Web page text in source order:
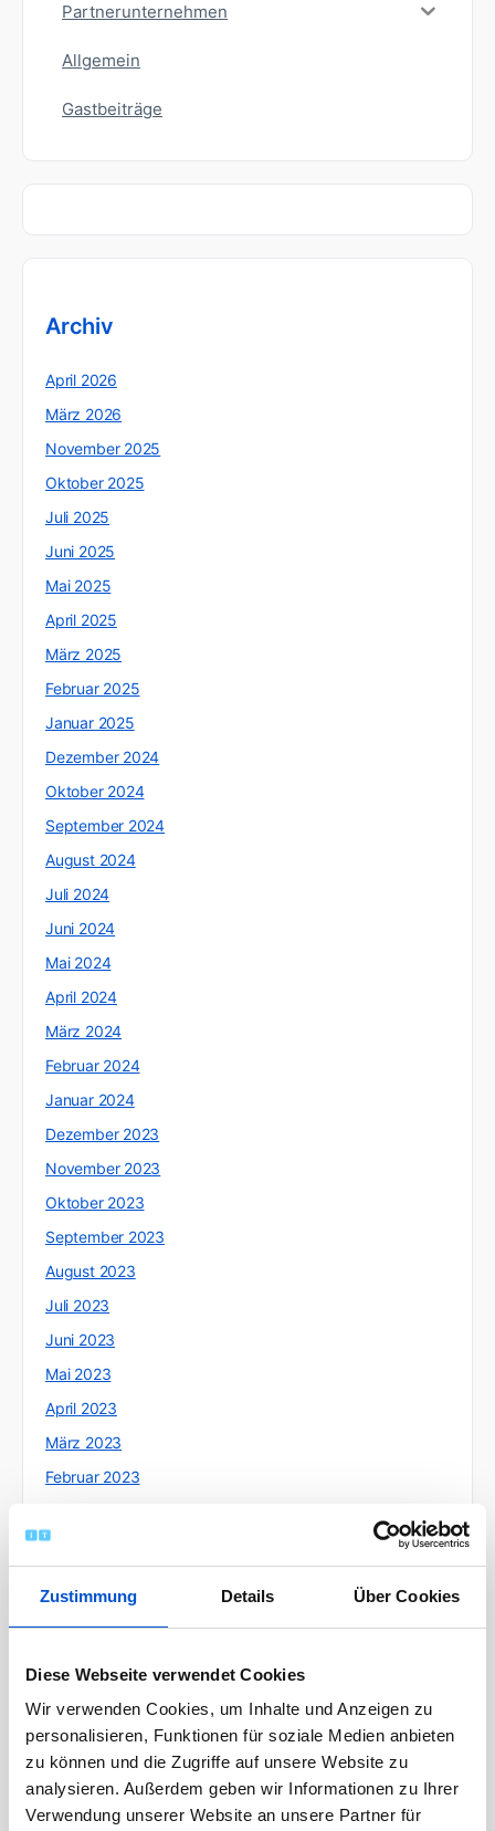
Zustimmung Details Über Cookies
Diese Webseite verwendet Cookies
Wir verwenden Cookies, um Inhalte und Anzeigen zu
personalisieren, Funktionen für soziale Medien anbieten
zu können und die Zugriffe auf unsere Website zu
analysieren. Außerdem geben wir Informationen zu Ihrer
Verwendung unserer Website an unsere Partner für
Partnerunternehmen
Allgemein
Gastbeiträge
Archiv
April 2026
März 2026
November 2025
Oktober 2025
Juli 2025
Juni 2025
Mai 2025
April 2025
März 2025
Februar 2025
Januar 2025
Dezember 2024
Oktober 2024
September 2024
August 2024
Juli 2024
Juni 2024
Mai 2024
April 2024
März 2024
Februar 2024
Januar 2024
Dezember 2023
November 2023
Oktober 2023
September 2023
August 2023
Juli 2023
Juni 2023
Mai 2023
April 2023
März 2023
Februar 2023
Dezember 2022
August 2022
Juli 2022
Mai 2022
April 2022